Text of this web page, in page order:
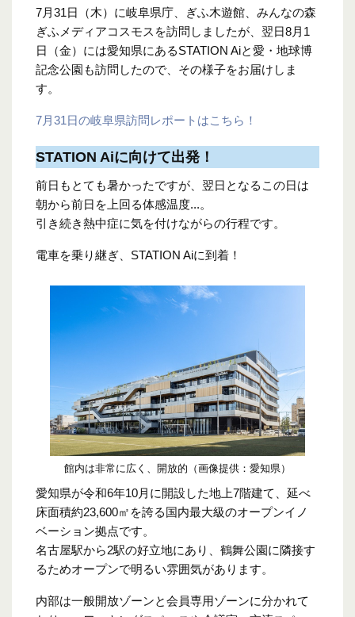
7月31日（木）に岐阜県庁、ぎふ木遊館、みんなの森
ぎふメディアコスモスを訪問しましたが、翌日8月1
日（金）には愛知県にあるSTATION Aiと愛・地球博
記念公園も訪問したので、その様子をお届けしま
す。
7月31日の岐阜県訪問レポートはこちら！
STATION Aiに向けて出発！
前日もとても暑かったですが、翌日となるこの日は
朝から前日を上回る体感温度...。
引き続き熱中症に気を付けながらの行程です。
電車を乗り継ぎ、STATION Aiに到着！
館内は非常に広く、開放的（画像提供：愛知県）
愛知県が令和6年10月に開設した地上7階建て、延べ
床面積約23,600㎡を誇る国内最大級のオープンイノ
ベーション拠点です。
名古屋駅から2駅の好立地にあり、鶴舞公園に隣接す
るためオープンで明るい雰囲気があります。
内部は一般開放ゾーンと会員専用ゾーンに分かれて